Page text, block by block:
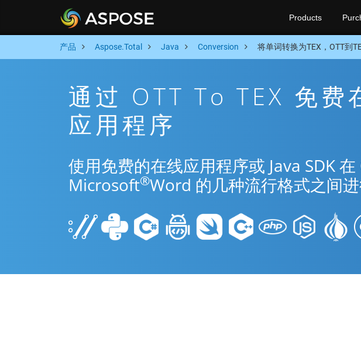
Products
产品 Aspose.Total Java Conversion 将单词转换为TEX，OTT到
通过 OTT To TEX 免费
应用程序
使用免费的在线应用程序或 Java SDK 在
Microsoft®Word 的几种流行格式之间进